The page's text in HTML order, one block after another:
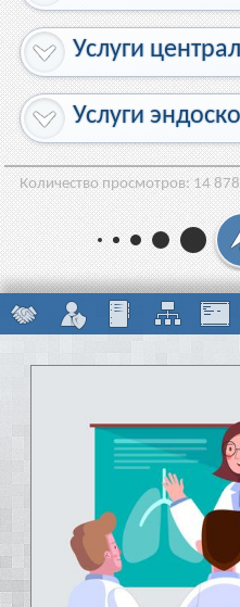
Количество просмотров: 14 878